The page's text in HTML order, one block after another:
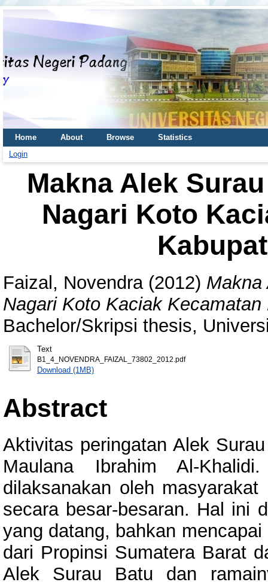
Home About Browse
Statistics
Login
Makna Alek
Nagari Koto
Faizal, Novendra(2012) Makna
Nagari Koto Kaciak
Bachelor/Skripsi thesis,
Text
B1_4_NOVENDRA_FAIZAL_73802_2012.pdf
Download (1MB)
Abstract
Aktivitas peringatan Alek
Maulana Ibrahim Al-
dilaksanakan oleh
secara besar-besaran. Hal ini
yang datang, bahkan
dari Propinsi Sumatera Barat
Alek Surau Batu dan